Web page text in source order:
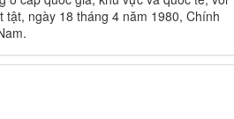
ngày 18 tháng 4 năm 1980, Chính